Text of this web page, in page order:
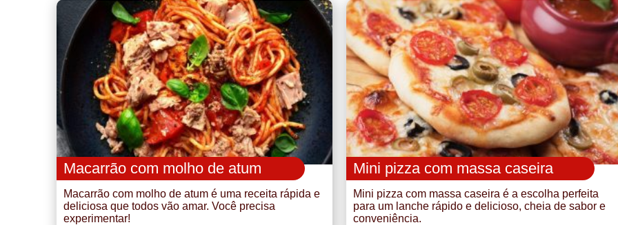
Macarrão com molho de atum
Macarrão com molho de atum é uma receita rápida e
deliciosa que todos vão amar. Você precisa
experimentar!
Mini pizza com massa caseira
Mini pizza com massa caseira é a escolha perfeita
para um lanche rápido e delicioso, cheia de sabor e
conveniência.